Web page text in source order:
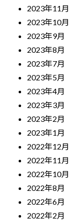
2023年11月
2023年10月
2023年9月
2023年8月
2023年7月
2023年5月
2023年4月
2023年3月
2023年2月
2023年1月
2022年12月
2022年11月
2022年10月
2022年8月
2022年6月
2022年2月